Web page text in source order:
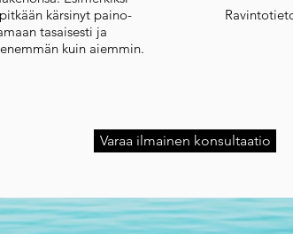
kärsinyt paino-
tasaisesti ja
kuin aiemmin.
Varaa ilmainen konsultaatio